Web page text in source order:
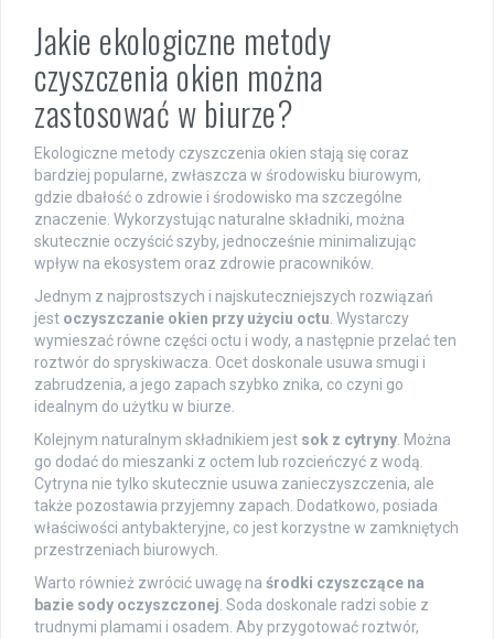
Jakie ekologiczne metody
czyszczenia okien można
zastosować w biurze?
Ekologiczne metody czyszczenia okien stają się coraz
bardziej popularne, zwłaszcza w środowisku biurowym,
gdzie dbałość o zdrowie i środowisko ma szczególne
znaczenie. Wykorzystując naturalne składniki, można
skutecznie oczyścić szyby, jednocześnie minimalizując
wpływ na ekosystem oraz zdrowie pracowników.
Jednym z najprostszych i najskuteczniejszych rozwiązań
jest oczyszczanie okien przy użyciu octu . Wystarczy
wymieszać równe części octu i wody, a następnie przelać ten
roztwór do spryskiwacza. Ocet doskonale usuwa smugi i
zabrudzenia, a jego zapach szybko znika, co czyni go
idealnym do użytku w biurze.
Kolejnym naturalnym składnikiem jest sok z cytryny . Można
go dodać do mieszanki z octem lub rozcieńczyć z wodą.
Cytryna nie tylko skutecznie usuwa zanieczyszczenia, ale
także pozostawia przyjemny zapach. Dodatkowo, posiada
właściwości antybakteryjne, co jest korzystne w zamkniętych
przestrzeniach biurowych.
Warto również zwrócić uwagę na środki czyszczące na
bazie sody oczyszczonej . Soda doskonale radzi sobie z
trudnymi plamami i osadem. Aby przygotować roztwór,